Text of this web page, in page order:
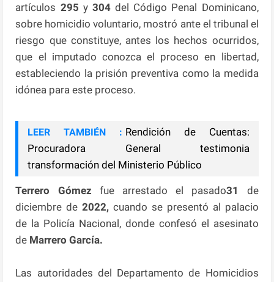
artículos 295 y 304del Código Penal Dominicano,
sobre homicidio voluntario, mostró ante el tribunal el
riesgo que constituye, antes los hechos ocurridos,
que el imputado conozca el proceso en libertad,
estableciendo la prisión preventiva como la medida
idónea para este proceso.
LEER TAMBIÉN : Rendición de Cuentas:
Procuradora General testimonia
transformación del Ministerio Público
Terrero Gómez fue arrestado el pasado31
de
diciembre de2022, cuando se presentó al palacio
de la Policía Nacional, donde confesó el asesinato
de Marrero García.
Las autoridades del Departamento de Homicidios